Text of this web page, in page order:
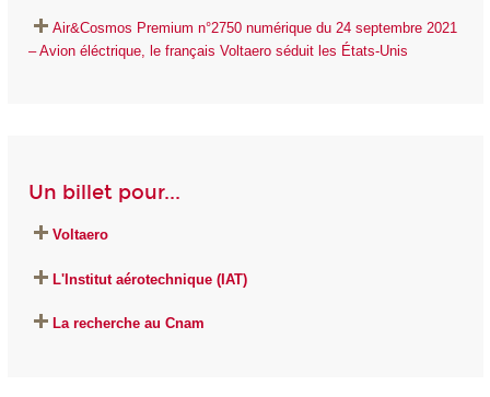
Air&Cosmos Premium n°2750 numérique du 24 septembre 2021
– Avion éléctrique, le français Voltaero séduit les États-Unis
Un billet pour...
Voltaero
L'Institut aérotechnique (IAT)
La recherche au Cnam